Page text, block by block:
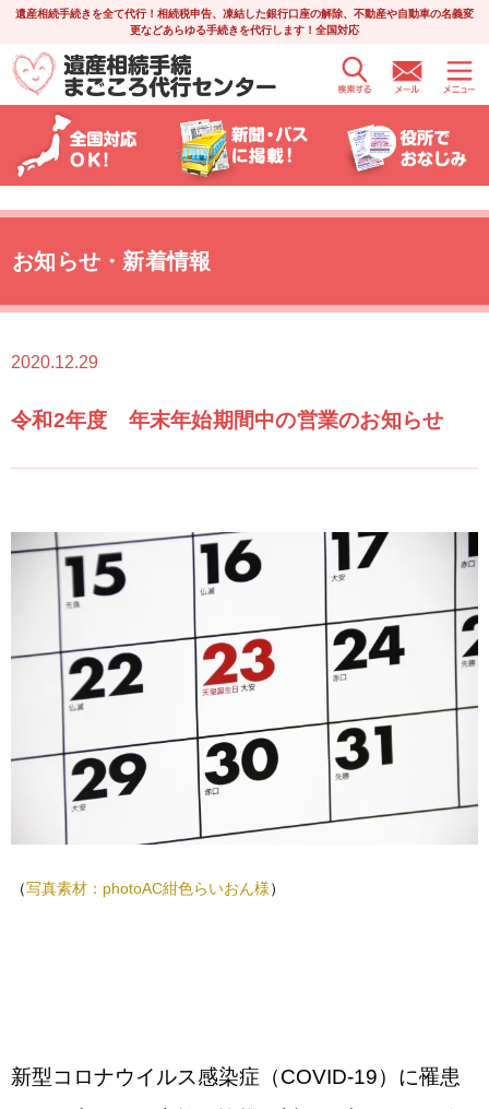
遺産相続手続きを全て代行！相続税申告、凍結した銀行口座の解除、不動産や自動車の名義変
更などあらゆる手続きを代行します！全国対応
お知らせ・新着情報
2020.12.29
令和2年度 年末年始期間中の営業のお知らせ
（写真素材：photoAC紺色らいおん様）
新型コロナウイルス感染症（COVID-19）に罹患